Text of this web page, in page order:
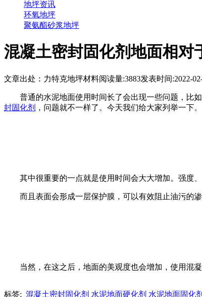
地坪资讯
环氧地坪
聚氨酯砂浆地坪
混凝土密封固化剂地面相对
文章出处：力特克地坪材料阅读量:3883发表时间:2022-
普通的水泥地面使用时间长了会出现一些问题，比
封固化剂
，问题就不一样了。今天我们给大家列举一下。
其中很重要的一点就是使用时间会大大增加。强度
而且表面会形成一层保护膜，可以有效阻止油污的
当然，在这之后，地面的美观度也会增加，使用混
标签: 混凝土密封固化剂 水泥地面硬化剂 水泥地面固化剂